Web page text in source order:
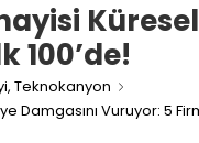
100’de!
, Teknokanyon
Damgasını Vuruyor: 5